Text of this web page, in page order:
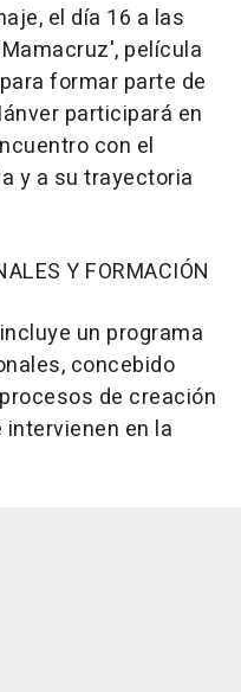
el día 16 a las
película
formar parte de
participará en
con el
y a su trayectoria
Y FORMACIÓN
un programa
concebido
de creación
en la